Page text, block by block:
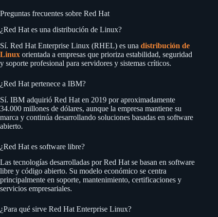
Preguntas frecuentes sobre Red Hat
¿Red Hat es una distribución de Linux?
Sí. Red Hat Enterprise Linux (RHEL) es una distribución de
Linux orientada a empresas que prioriza estabilidad, seguridad
y soporte profesional para servidores y sistemas críticos.
¿Red Hat pertenece a IBM?
Sí. IBM adquirió Red Hat en 2019 por aproximadamente
34.000 millones de dólares, aunque la empresa mantiene su
marca y continúa desarrollando soluciones basadas en software
abierto.
¿Red Hat es software libre?
Las tecnologías desarrolladas por Red Hat se basan en software
libre y código abierto. Su modelo económico se centra
principalmente en soporte, mantenimiento, certificaciones y
servicios empresariales.
¿Para qué sirve Red Hat Enterprise Linux?